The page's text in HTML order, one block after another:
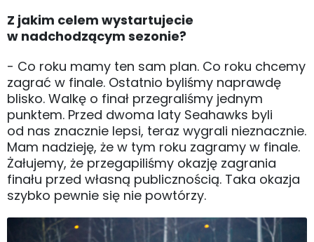
Z jakim celem wystartujecie
w nadchodzącym sezonie?
- Co roku mamy ten sam plan. Co roku chcemy
zagrać w finale. Ostatnio byliśmy naprawdę
blisko. Walkę o finał przegraliśmy jednym
punktem. Przed dwoma laty Seahawks byli
od nas znacznie lepsi, teraz wygrali nieznacznie.
Mam nadzieję, że w tym roku zagramy w finale.
Żałujemy, że przegapiliśmy okazję zagrania
finału przed własną publicznością. Taka okazja
szybko pewnie się nie powtórzy.